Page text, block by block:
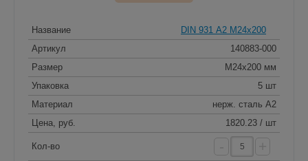
Название
DIN 931 А2 M24x200
Артикул
140883-000
Размер
M24x200 мм
Упаковка
5 шт
Материал
нерж. сталь A2
Цена, руб.
1820.23 / шт
Кол-во